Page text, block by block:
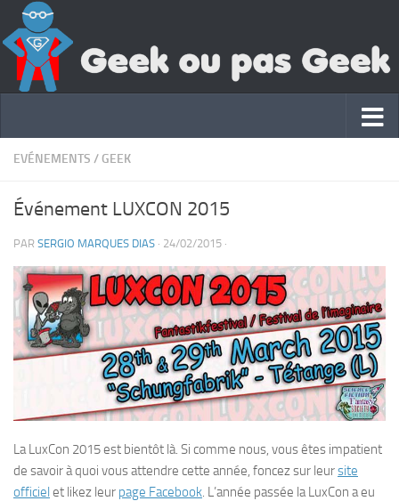
EVÉNEMENTS / GEEK
Événement LUXCON 2015
PAR SERGIO MARQUES DIAS · 24/02/2015 ·
La LuxCon 2015 est bientôt là. Si comme nous, vous êtes impatient
de savoir à quoi vous attendre cette année, foncez sur leursite
officiel et likez leur page Facebook. L’année passée la LuxCon a eu